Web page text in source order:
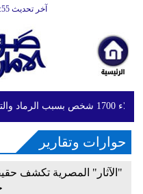
آخر تحديث 18:44:55 بتوقيت أبوظبي
الطينية
حوارات وتقارير
"الآثار" المصرية تكشف